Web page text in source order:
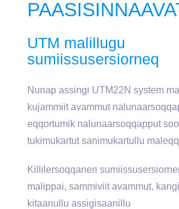
UTM malillugu
sumiissusersiorneq
Nunap assingi UTM22N system
kujammiit avammut
eqqortumik nalunaarsoqqapput
tukimukartut sanimukartullu
Killilersoqqaneri
malippai, sammiviit avammut,
kitaanullu assigisaanillu